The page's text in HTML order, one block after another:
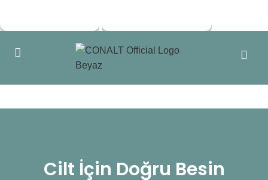
Cilt İçin Doğru Besin